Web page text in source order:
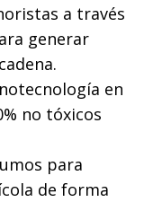
a través
generar
en
no tóxicos
para
de forma